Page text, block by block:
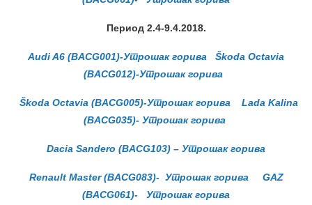
Период 2.4-9.4.2018.
Audi A6 (BACG001)-Утрошак горива
Škoda Octavia
(BACG012)-Утрошак горива
Škoda Octavia (BACG005)-Утрошак горива
Lada Kalina
(BACG035)- Утрошак горива
Dacia Sandero (BACG103) – Утрошак горива
Renault Master (BACG083)- Утрошак горива
GAZ
(BACG061)- Утрошак горива